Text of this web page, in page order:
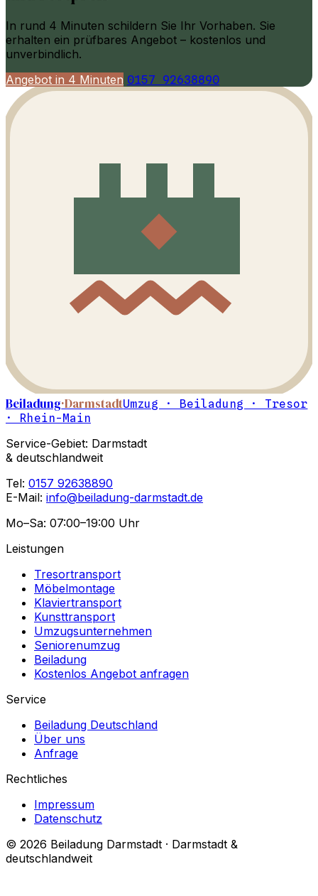
In rund 4 Minuten schildern Sie Ihr Vorhaben. Sie
erhalten ein prüfbares Angebot – kostenlos und
unverbindlich.
Angebot in 4 Minuten 0157 92638890
Beiladung·DarmstadtUmzug · Beiladung · Tresor
· Rhein-Main
Service-Gebiet: Darmstadt
& deutschlandweit
Tel: 0157 92638890
E-Mail: info@beiladung-darmstadt.de
Mo–Sa: 07:00–19:00 Uhr
Leistungen
Tresortransport
Möbelmontage
Klaviertransport
Kunsttransport
Umzugsunternehmen
Seniorenumzug
Beiladung
Kostenlos Angebot anfragen
Service
Beiladung Deutschland
Über uns
Anfrage
Rechtliches
Impressum
Datenschutz
© 2026 Beiladung Darmstadt · Darmstadt &
deutschlandweit